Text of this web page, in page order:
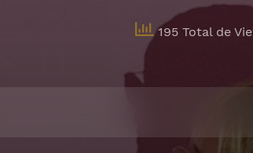
195 Total de